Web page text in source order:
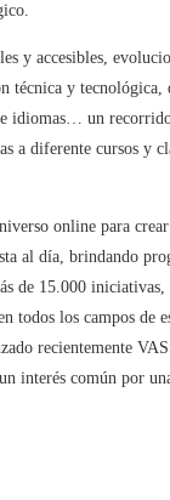
y accesibles,
técnica y
idiomas… un
a diferente cursos y
online para
al día, brindando
de 15.000
todos los campos de
recientemente
interés común por